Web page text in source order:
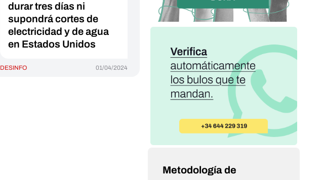
durar tres días ni
supondrá cortes de
electricidad y de agua
en Estados Unidos
DESINFO 01/04/2024
Metodología de